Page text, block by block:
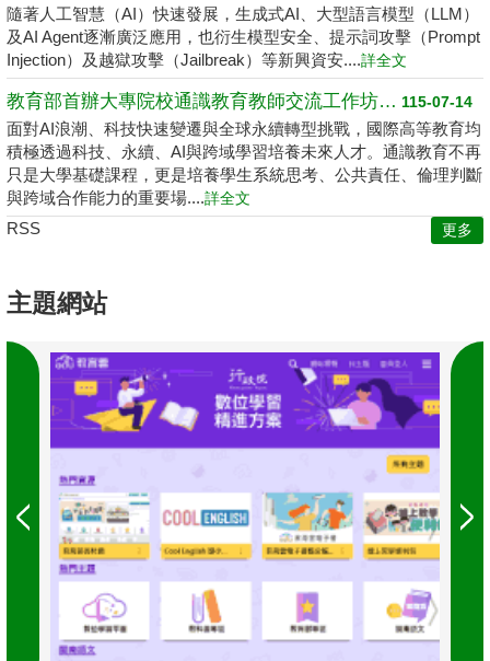
隨著人工智慧（AI）快速發展，生成式AI、大型語言模型（LLM）
及AI Agent逐漸廣泛應用，也衍生模型安全、提示詞攻擊（Prompt
Injection）及越獄攻擊（Jailbreak）等新興資安....詳全文
115-07-14
教育部首辦大專院校通識教育教師交流工作坊 邁向2050共創未來永續大學
面對AI浪潮、科技快速變遷與全球永續轉型挑戰，國際高等教育均
積極透過科技、永續、AI與跨域學習培養未來人才。通識教育不再
只是大學基礎課程，更是培養學生系統思考、公共責任、倫理判斷
與跨域合作能力的重要場....詳全文
RSS 更多
主題網站